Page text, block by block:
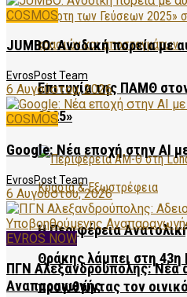
Επιτυχία της ΠΑΜΘ
2025»
Η Περιφέρεια
Θράκης λάμπει στη 43η
προωθώντας τον
COSMOS
JUMBO: Ανοδική πορεία με
EvrosPost Team
6 Αυγούστου, 2026
COSMOS
Google: Νέα εποχή στην AI
EvrosPost Team
6 Αυγούστου, 2026
EVROS NOW
ΠΓΝ Αλεξανδρούπολης: Νέα
Αναπαραγωγής